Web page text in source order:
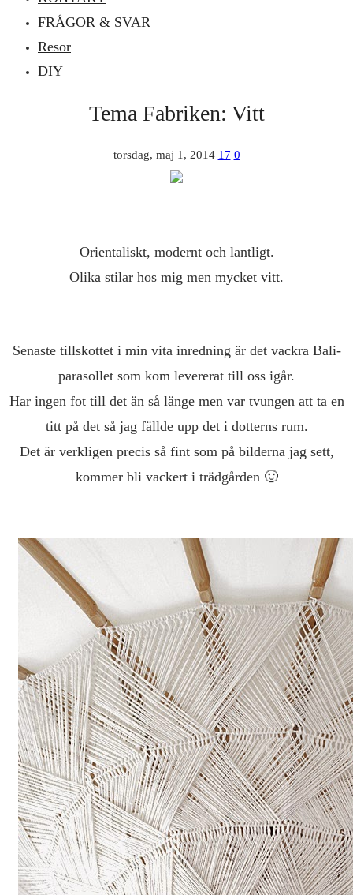
FRÅGOR & SVAR
Resor
DIY
Tema Fabriken: Vitt
torsdag, maj 1, 2014 17 0
Orientaliskt, modernt och lantligt.
Olika stilar hos mig men mycket vitt.
Senaste tillskottet i min vita inredning är det vackra Bali-
parasollet som kom levererat till oss igår.
Har ingen fot till det än så länge men var tvungen att ta en
titt på det så jag fällde upp det i dotterns rum.
Det är verkligen precis så fint som på bilderna jag sett,
kommer bli vackert i trädgården 🙂